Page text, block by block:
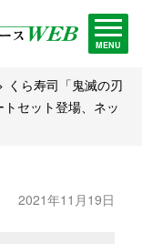
MENU
くら寿司「鬼滅の刃
セット登場、ネッ
2021年11月19日